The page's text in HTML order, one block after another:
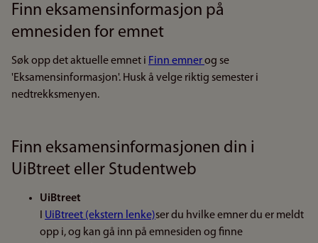
Finn eksamensinformasjon på
emnesiden for emnet
Søk opp det aktuelle emnet i Finn emnerog se
'Eksamensinformasjon'. Husk å velge riktig semester i
nedtrekksmenyen.
Finn eksamensinformasjonen din i
UiBtreet eller Studentweb
UiBtreet
UiBtreet (ekstern lenke)ser du hvilke emner du er meldt
opp i, og kan gå inn på emnesiden og finne